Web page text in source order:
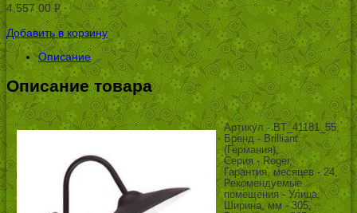
4,557.00 Р
УБ.
Добавить в корзину
Описание
Описание товара
Артикул - BT_41181_55,
Бренд - Brilliant
(Германия),
Серия - Roger,
Гарантия, месяцев - 24,
Рекомендуемые
помещения - Улица,
Ширина, мм - 305,